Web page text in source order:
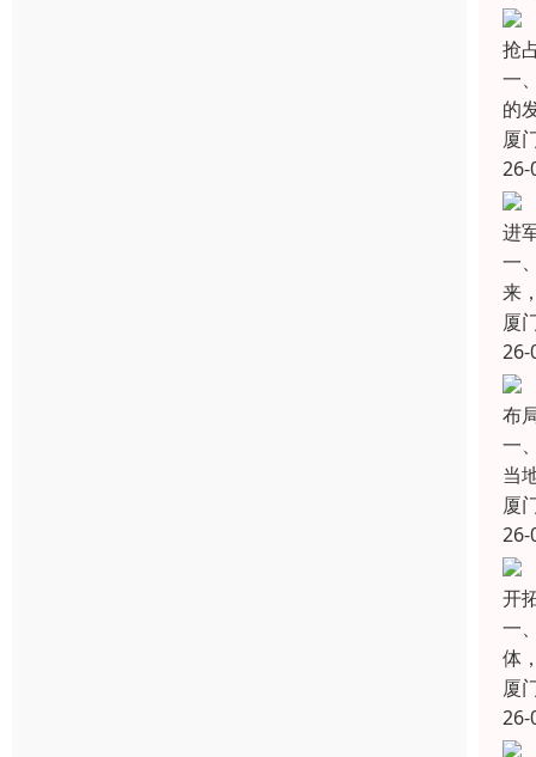
抢
一
的
厦
26-
进
一
来
厦
26-
布
一
当
厦
26-
开
一
体
厦
26-